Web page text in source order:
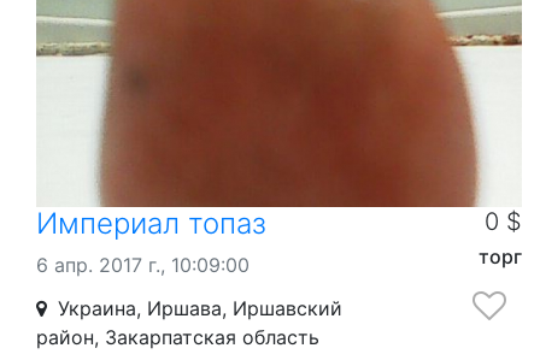
Империал топаз
6 апр. 2017 г., 10:09:00
Украина, Иршава, Иршавский
район, Закарпатская область
0 $
торг